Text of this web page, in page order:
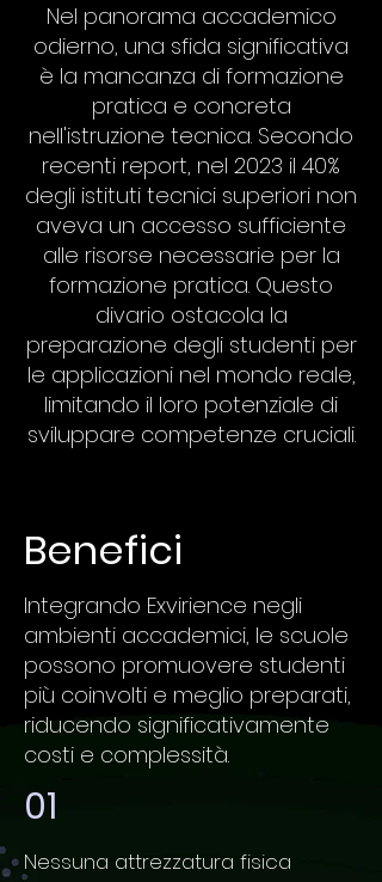
Nel panorama accademico
odierno, una sfida significativa
è la mancanza di formazione
pratica e concreta
nell'istruzione tecnica. Secondo
recenti report, nel 2023 il 40%
degli istituti tecnici superiori non
aveva un accesso sufficiente
alle risorse necessarie per la
formazione pratica. Questo
divario ostacola la
preparazione degli studenti per
le applicazioni nel mondo reale,
limitando il loro potenziale di
sviluppare competenze cruciali.
Benefici
Integrando Exvirience negli
ambienti accademici, le scuole
possono promuovere studenti
più coinvolti e meglio preparati,
riducendo significativamente
costi e complessità.
01
Nessuna attrezzatura fisica